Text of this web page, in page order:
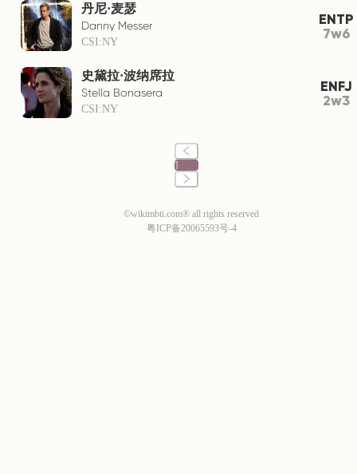
丹尼·麦瑟
Danny Messer
CSI:NY
ENTP
7w6
史黛拉·波纳席拉
Stella Bonasera
CSI:NY
ENFJ
2w3
1
©wikimbti.com® all rights reserved
粤ICP备20065593号-4